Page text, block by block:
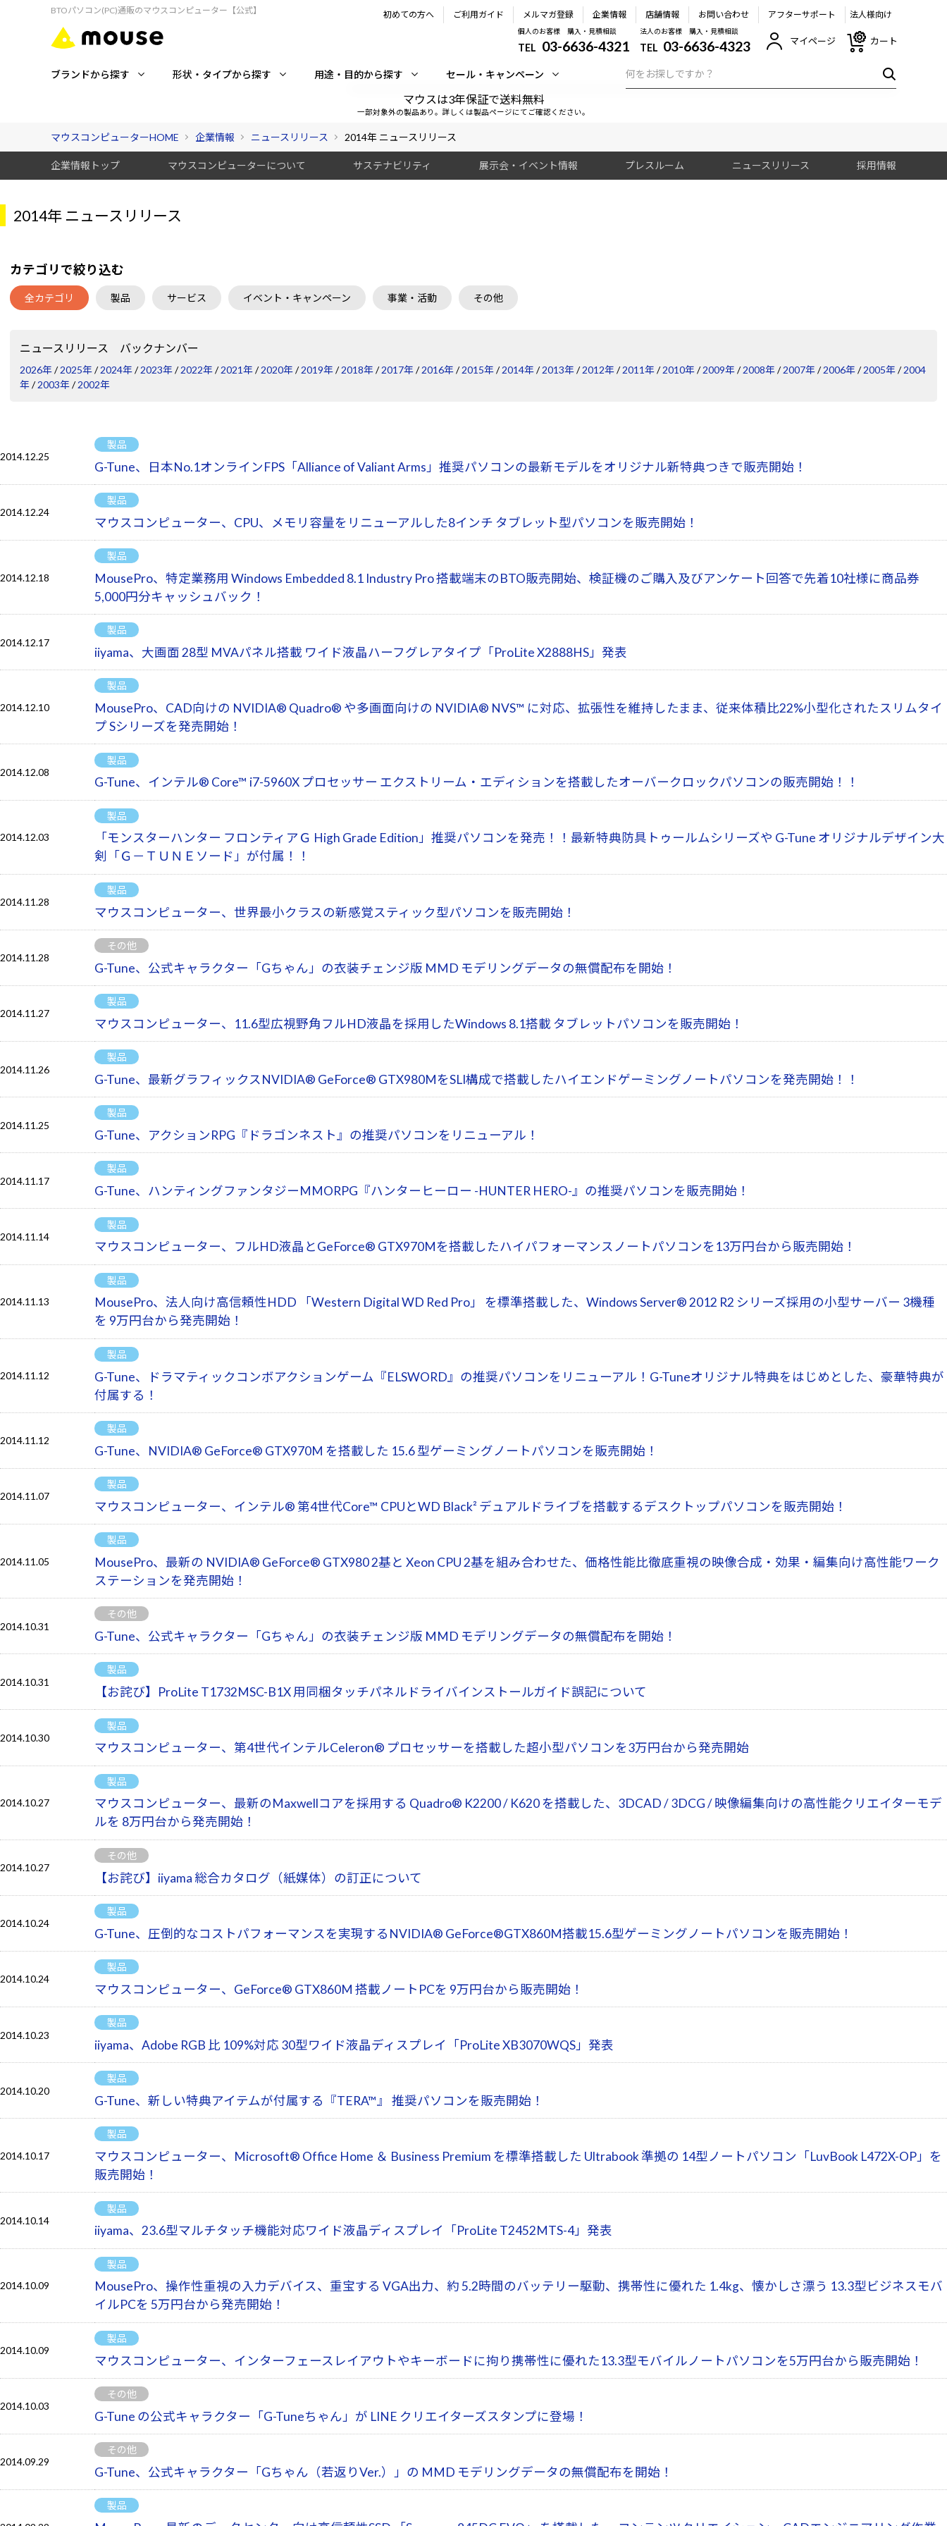
BTOパソコン(PC)通販のマウスコンピューター【公式】 初めての方へ ご利用ガイド メルマガ登録 企業情報 店舗情報 お問い合わせ アフターサポート 法人様向け
個人のお客様 購入・見積相談
TEL 03-6636-4321
法人のお客様 購入・見積相談
TEL 03-6636-4323 マイページ カート
ブランドから探す 形状・タイプから探す 用途・目的から探す セール・キャンペーン
マウスは3年保証で送料無料
一部対象外の製品あり。詳しくは製品ページにてご確認ください。
マウスコンピューターHOME 企業情報 ニュースリリース 2014年 ニュースリリース
企業情報トップ マウスコンピューターについて サステナビリティ 展示会・イベント情報 プレスルーム ニュースリリース 採用情報
2014年 ニュースリリース
カテゴリで絞り込む
全カテゴリ 製品 サービス イベント・キャンペーン 事業・活動 その他
ニュースリリース バックナンバー
2026年/2025年/2024年/2023年/2022年/2021年/2020年/2019年/2018年/2017年/2016年/2015年/2014年/2013年/2012年/2011年/2010年/2009年/2008年/2007年/2006年/2005年/2004
年/2003年/2002年
2014.12.25
製品
G-Tune、日本No.1オンラインFPS「Alliance of Valiant Arms」推奨パソコンの最新モデルをオリジナル新特典つきで販売開始！
2014.12.24
製品
マウスコンピューター、CPU、メモリ容量をリニューアルした8インチ タブレット型パソコンを販売開始！
2014.12.18
製品
MousePro、特定業務用 Windows Embedded 8.1 Industry Pro 搭載端末のBTO販売開始、検証機のご購入及びアンケート回答で先着10社様に商品券
5,000円分キャッシュバック！
2014.12.17
製品
iiyama、大画面 28型 MVAパネル搭載 ワイド液晶ハーフグレアタイプ「ProLite X2888HS」発表
2014.12.10
製品
MousePro、CAD向けの NVIDIA® Quadro® や多画面向けの NVIDIA® NVS™ に対応、拡張性を維持したまま、従来体積比22%小型化されたスリムタイ
プ Sシリーズを発売開始！
2014.12.08
製品
G-Tune、インテル® Core™ i7-5960X プロセッサー エクストリーム・エディションを搭載したオーバークロックパソコンの販売開始！！
2014.12.03
製品
「モンスターハンター フロンティアＧ High Grade Edition」推奨パソコンを発売！！最新特典防具トゥールムシリーズや G-Tune オリジナルデザイン大
剣「Ｇ－ＴＵＮＥソード」が付属！！
2014.11.28
製品
マウスコンピューター、世界最小クラスの新感覚スティック型パソコンを販売開始！
2014.11.28
その他
G-Tune、公式キャラクター「Gちゃん」の衣装チェンジ版 MMD モデリングデータの無償配布を開始！
2014.11.27
製品
マウスコンピューター、11.6型広視野角フルHD液晶を採用したWindows 8.1搭載 タブレットパソコンを販売開始！
2014.11.26
製品
G-Tune、最新グラフィックスNVIDIA® GeForce® GTX980MをSLI構成で搭載したハイエンドゲーミングノートパソコンを発売開始！！
2014.11.25
製品
G-Tune、アクションRPG『ドラゴンネスト』の推奨パソコンをリニューアル！
2014.11.17
製品
G-Tune、ハンティングファンタジーMMORPG『ハンターヒーロー -HUNTER HERO-』の推奨パソコンを販売開始！
2014.11.14
製品
マウスコンピューター、フルHD液晶とGeForce® GTX970Mを搭載したハイパフォーマンスノートパソコンを13万円台から販売開始！
2014.11.13
製品
MousePro、法人向け高信頼性HDD 「Western Digital WD Red Pro」 を標準搭載した、Windows Server® 2012 R2 シリーズ採用の小型サーバー 3機種
を 9万円台から発売開始！
2014.11.12
製品
G-Tune、ドラマティックコンボアクションゲーム『ELSWORD』の推奨パソコンをリニューアル！G-Tuneオリジナル特典をはじめとした、豪華特典が
付属する！
2014.11.12
製品
G-Tune、NVIDIA® GeForce® GTX970M を搭載した 15.6 型ゲーミングノートパソコンを販売開始！
2014.11.07
製品
マウスコンピューター、インテル® 第4世代Core™ CPUとWD Black² デュアルドライブを搭載するデスクトップパソコンを販売開始！
2014.11.05
製品
MousePro、最新の NVIDIA® GeForce® GTX980 2基と Xeon CPU 2基を組み合わせた、価格性能比徹底重視の映像合成・効果・編集向け高性能ワーク
ステーションを発売開始！
2014.10.31
その他
G-Tune、公式キャラクター「Gちゃん」の衣装チェンジ版 MMD モデリングデータの無償配布を開始！
2014.10.31
製品
【お詫び】ProLite T1732MSC-B1X 用同梱タッチパネルドライバインストールガイド誤記について
2014.10.30
製品
マウスコンピューター、第4世代インテルCeleron® プロセッサーを搭載した超小型パソコンを3万円台から発売開始
2014.10.27
製品
マウスコンピューター、最新のMaxwellコアを採用する Quadro® K2200 / K620 を搭載した、3DCAD / 3DCG / 映像編集向けの高性能クリエイターモデ
ルを 8万円台から発売開始！
2014.10.27
その他
【お詫び】iiyama 総合カタログ（紙媒体）の訂正について
2014.10.24
製品
G-Tune、圧倒的なコストパフォーマンスを実現するNVIDIA® GeForce®GTX860M搭載15.6型ゲーミングノートパソコンを販売開始！
2014.10.24
製品
マウスコンピューター、GeForce® GTX860M 搭載ノートPCを 9万円台から販売開始！
2014.10.23
製品
iiyama、Adobe RGB 比 109%対応 30型ワイド液晶ディスプレイ「ProLite XB3070WQS」発表
2014.10.20
製品
G-Tune、新しい特典アイテムが付属する『TERA™』 推奨パソコンを販売開始！
2014.10.17
製品
マウスコンピューター、Microsoft® Office Home ＆ Business Premium を標準搭載した Ultrabook 準拠の 14型ノートパソコン「LuvBook L472X-OP」を
販売開始！
2014.10.14
製品
iiyama、23.6型マルチタッチ機能対応ワイド液晶ディスプレイ「ProLite T2452MTS-4」発表
2014.10.09
製品
MousePro、操作性重視の入力デバイス、重宝する VGA出力、約 5.2時間のバッテリー駆動、携帯性に優れた 1.4kg、懐かしさ漂う 13.3型ビジネスモバ
イルPCを 5万円台から発売開始！
2014.10.09
製品
マウスコンピューター、インターフェースレイアウトやキーボードに拘り携帯性に優れた13.3型モバイルノートパソコンを5万円台から販売開始！
2014.10.03
その他
G-Tune の公式キャラクター「G-Tuneちゃん」が LINE クリエイターズスタンプに登場！
2014.09.29
その他
G-Tune、公式キャラクター「Gちゃん（若返りVer.）」の MMD モデリングデータの無償配布を開始！
製品